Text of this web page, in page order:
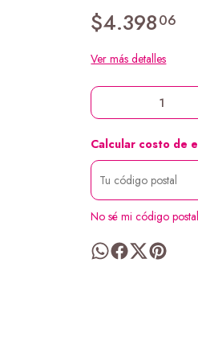
$4.39806
Ver más detalles
Calcular costo de
No sé mi código postal